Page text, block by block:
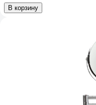
В корзину